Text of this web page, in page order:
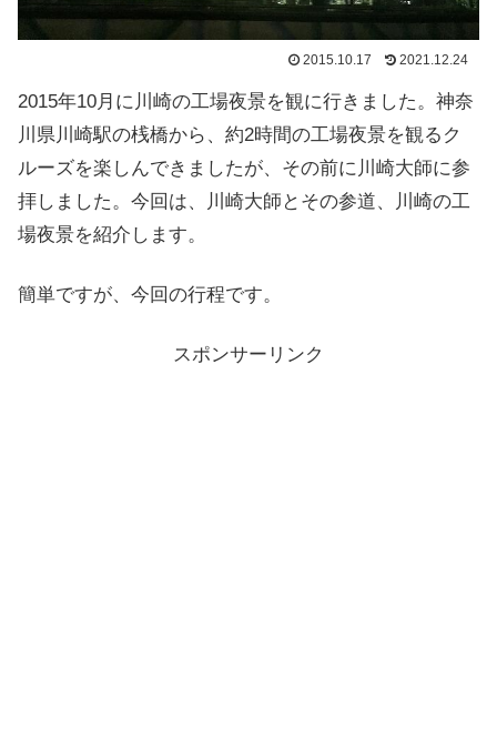
2015.10.17 2021.12.24
2015年10月に川崎の工場夜景を観に行きました。神奈
川県川崎駅の桟橋から、約2時間の工場夜景を観るク
ルーズを楽しんできましたが、その前に川崎大師に参
拝しました。今回は、川崎大師とその参道、川崎の工
場夜景を紹介します。
簡単ですが、今回の行程です。
スポンサーリンク